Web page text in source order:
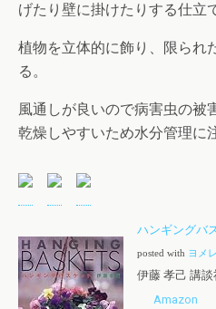
げたり壁に掛けたりする仕立
植物を立体的に飾り、限られ
る。
風通しが良いので病害虫の被
乾燥しやすいため水分管理に
ハンギングバ
posted with ヨメ
伊藤 孝己 講談
Amazon